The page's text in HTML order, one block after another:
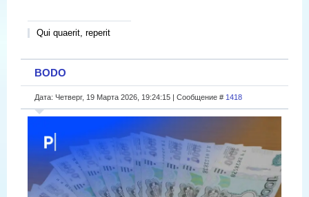
Qui quaerit, reperit
BODO
Дата: Четверг, 19 Марта 2026, 19:24:15 | Сообщение # 1418